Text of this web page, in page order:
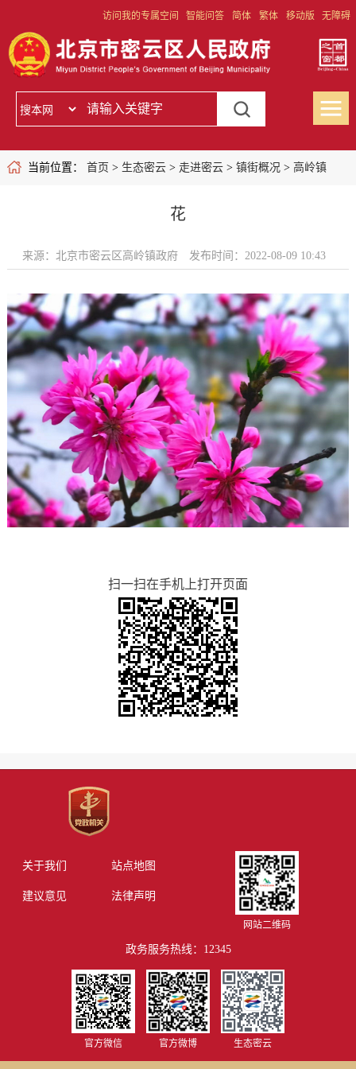
访问我的专属空间 智能问答 简体 繁体 移动版 无障碍
当前位置： 首页 > 生态密云> 走进密云> 镇街概况 > 高岭镇
花
来源：北京市密云区高岭镇政府 发布时间：2022-08-09 10:43
扫一扫在手机上打开页面
关于我们 站点地图
建议意见 法律声明
网站二维码
政务服务热线：12345
官方微信 官方微博 生态密云